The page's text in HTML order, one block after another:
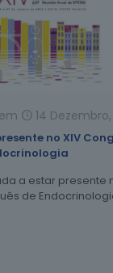
14 Dezembro,
no XIV
a estar presente
de